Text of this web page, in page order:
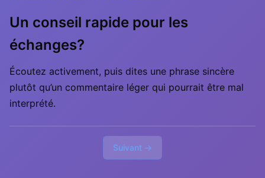
Un conseil rapide pour les
échanges?
Écoutez activement, puis dites une phrase sincère
plutôt qu’un commentaire léger qui pourrait être mal
interprété.
Suivant →